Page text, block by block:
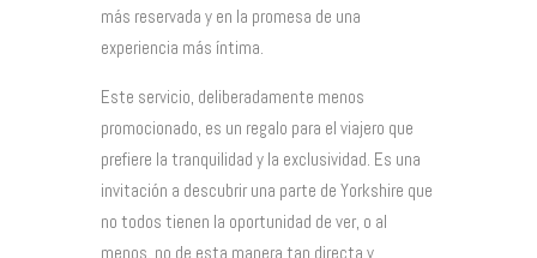
más reservada y en la promesa de una
experiencia más íntima.
Este servicio, deliberadamente menos
promocionado, es un regalo para el viajero que
prefiere la tranquilidad y la exclusividad. Es una
invitación a descubrir una parte de Yorkshire que
no todos tienen la oportunidad de ver, o al
menos, no de esta manera tan directa y